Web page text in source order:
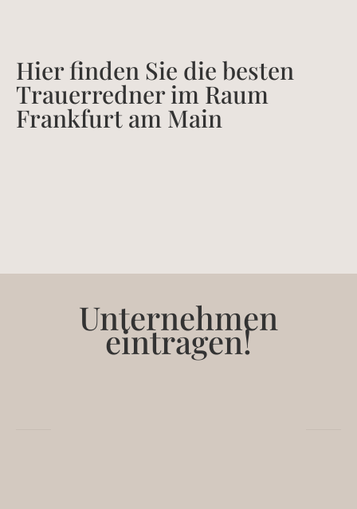
Hier finden Sie die besten
Trauerredner im Raum
Frankfurt am Main
Unternehmen
eintragen!